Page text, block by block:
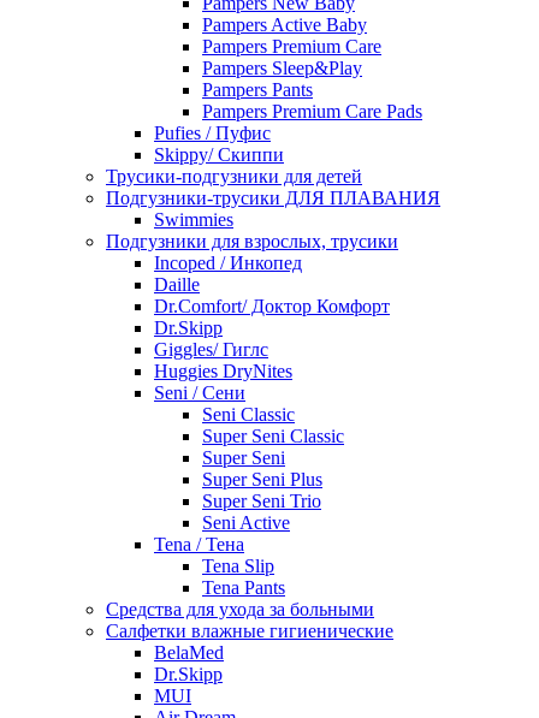
Pampers Active Baby
Pampers Premium Care
Pampers Sleep&Play
Pampers Pants
Pampers Premium Care Pads
Pufies / Пуфис
Skippy/ Скиппи
Трусики-подгузники для детей
Подгузники-трусики ДЛЯ ПЛАВАНИЯ
Swimmies
Подгузники для взрослых, трусики
Incoped / Инкопед
Daille
Dr.Comfort/ Доктор Комфорт
Dr.Skipp
Giggles/ Гиглс
Huggies DryNites
Seni / Сени
Seni Classic
Super Seni Classic
Super Seni
Super Seni Plus
Super Seni Trio
Seni Active
Tena / Тена
Tena Slip
Tena Pants
Средства для ухода за больными
Салфетки влажные гигиенические
BelaMed
Dr.Skipp
MUI